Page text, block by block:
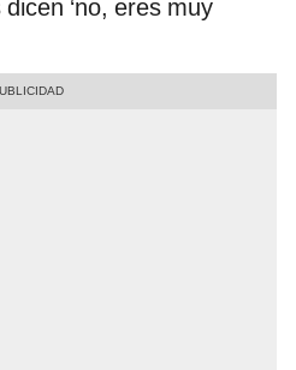
‘no, eres muy